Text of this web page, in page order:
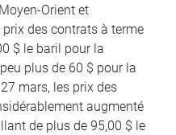
Orient et
prix des contrats à terme
$ le baril pour la
plus de 60 $ pour la
mars, les prix des
augmenté
de plus de 95,00 $ le